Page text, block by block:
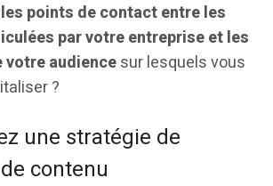
points de contact entre les
par votre entreprise et les
votre audiencesur lesquels vous
?
une stratégie de
contenu